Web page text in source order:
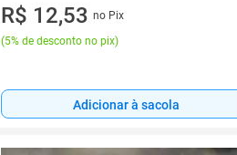
R$ 12,53 no Pix
(5% de desconto no pix)
Adicionar à sacola